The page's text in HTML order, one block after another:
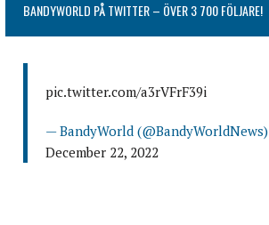
BANDYWORLD PÅ TWITTER – ÖVER 3 700 FÖLJARE!
pic.twitter.com/a3rVFrF39i
— BandyWorld (@BandyWorldNews)
December 22, 2022